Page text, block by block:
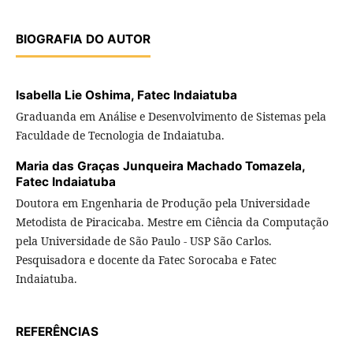
BIOGRAFIA DO AUTOR
Isabella Lie Oshima, Fatec Indaiatuba
Graduanda em Análise e Desenvolvimento de Sistemas pela
Faculdade de Tecnologia de Indaiatuba.
Maria das Graças Junqueira Machado Tomazela,
Fatec Indaiatuba
Doutora em Engenharia de Produção pela Universidade
Metodista de Piracicaba. Mestre em Ciência da Computação
pela Universidade de São Paulo - USP São Carlos.
Pesquisadora e docente da Fatec Sorocaba e Fatec
Indaiatuba.
REFERÊNCIAS